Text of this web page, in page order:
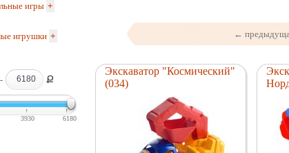
игры +
игрушки +
- Ք
3930 6180
←
Экскаватор "Космический"
(034)